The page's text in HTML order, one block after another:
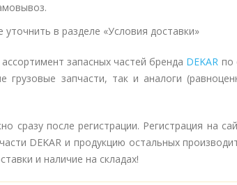
в разделе «Условия доставки»
запасных частей бренда DEKAR по
грузовые запчасти, так и аналоги
сразу после регистрации. Регистрация на
DEKAR и продукцию остальных
и наличие на складах!